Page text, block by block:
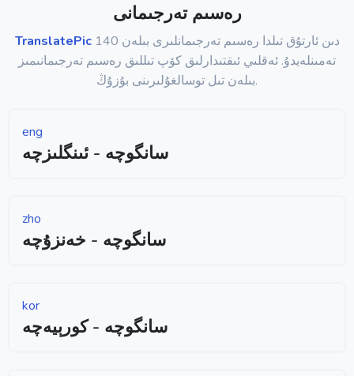
رەسىم تەرجىمانى
TranslatePic140 دىن ئارتۇق تىلدا رەسىم تەرجىمانلىرى بىلەن
تەمىنلەيدۇ. ئەقلىي ئىقتىدارلىق كۆپ تىللىق رەسىم تەرجىمانىمىز
بىلەن تىل توسالغۇلىرىنى بۇزۇڭ.
eng
سانگوچە - ئىنگلىزچە
zho
سانگوچە - خەنزۇچە
kor
سانگوچە - كورېيەچە